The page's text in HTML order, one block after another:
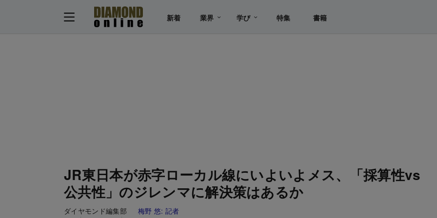
新着 業界 学び 特集 書籍
JR東日本が赤字ローカル線にいよいよメス、「採算性vs
公共性」のジレンマに解決策はあるか
ダイヤモンド編集部 梅野 悠: 記者